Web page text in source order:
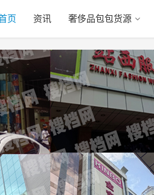
页 资讯 奢侈品包包货源